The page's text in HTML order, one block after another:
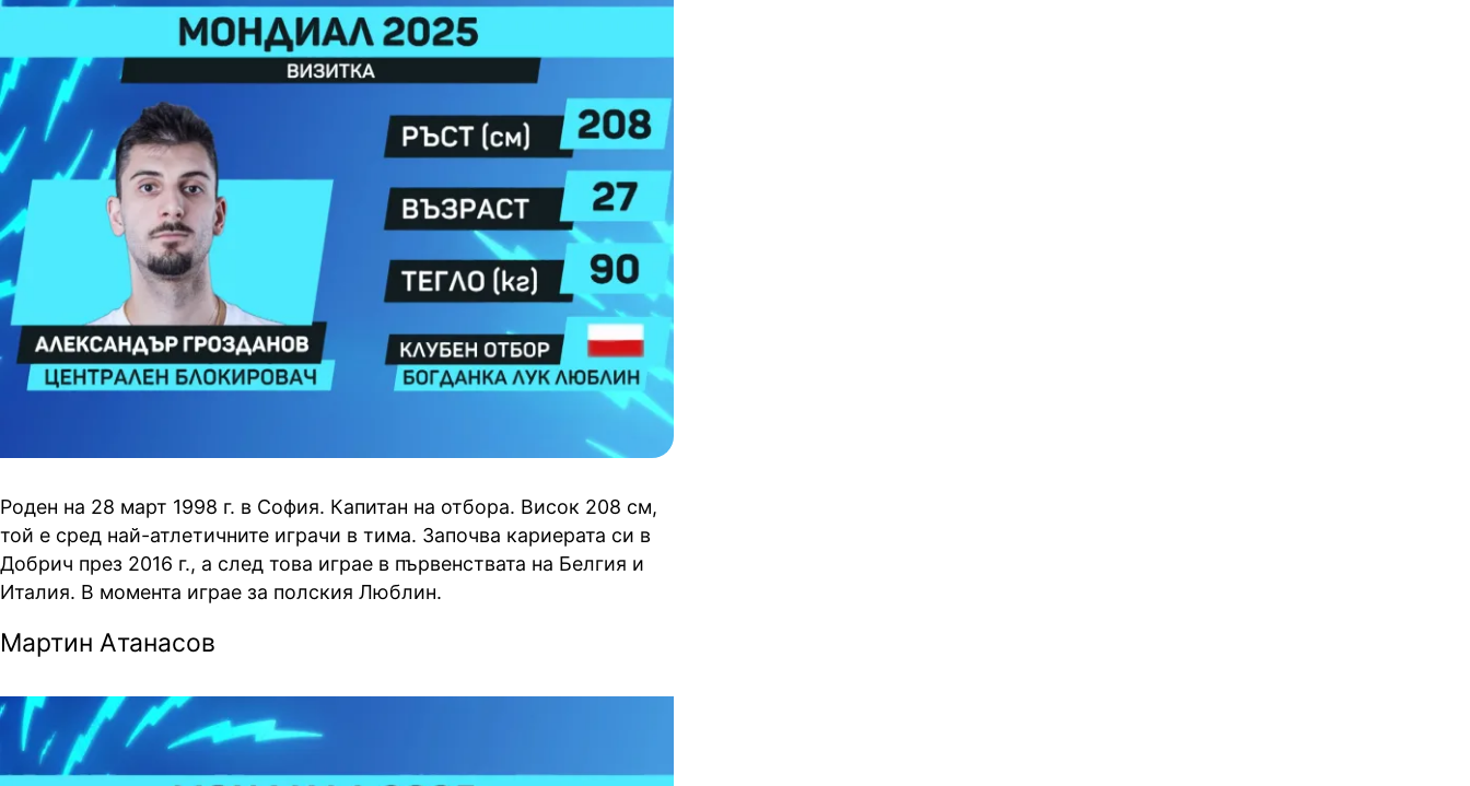
Роден на 28 март 1998 г. в София. Капитан на отбора. Висок 208 см,
той е сред най-атлетичните играчи в тима. Започва кариерата си в
Добрич през 2016 г., а след това играе в първенствата на Белгия и
Италия. В момента играе за полския Люблин.
Мартин Атанасов